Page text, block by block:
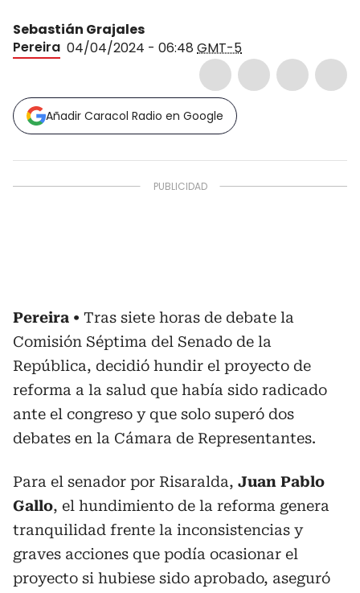
Sebastián Grajales
Pereira 04/04/2024 - 06:48 GMT-5
Añadir Caracol Radio en Google
Pereira
Tras siete horas de debate la
Comisión Séptima del Senado de la
República, decidió hundir el proyecto de
reforma a la salud que había sido radicado
ante el congreso y que solo superó dos
debates en la Cámara de Representantes.
Para el senador por Risaralda, Juan Pablo
Gallo, el hundimiento de la reforma genera
tranquilidad frente la inconsistencias y
graves acciones que podía ocasionar el
proyecto si hubiese sido aprobado, aseguró